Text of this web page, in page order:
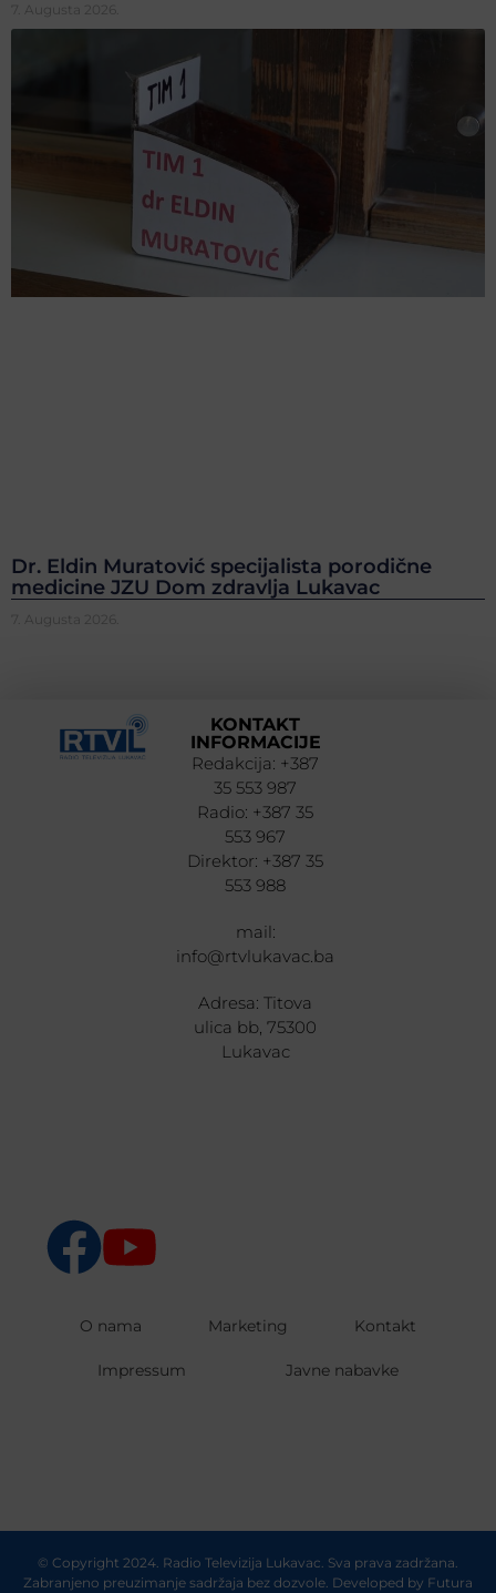
7. Augusta 2026.
Dr. Eldin Muratović specijalista porodične
medicine JZU Dom zdravlja Lukavac
7. Augusta 2026.
KONTAKT
INFORMACIJE
Redakcija: +387
35 553 987
Radio: +387 35
553 967
Direktor: +387 35
553 988
mail:
info@rtvlukavac.ba
Adresa: Titova
ulica bb, 75300
Lukavac
O nama Marketing Kontakt
Impressum Javne nabavke
© Copyright 2024. Radio Televizija Lukavac. Sva prava zadržana.
Zabranjeno preuzimanje sadržaja bez dozvole. Developed by Futura